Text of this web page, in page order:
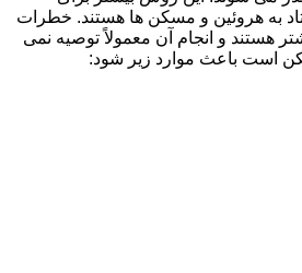
به هروئین و مسکن ها هستند. خطرات
هستند و انجام آن معمولاً توصیه نمی
است باعث موارد زیر شود: